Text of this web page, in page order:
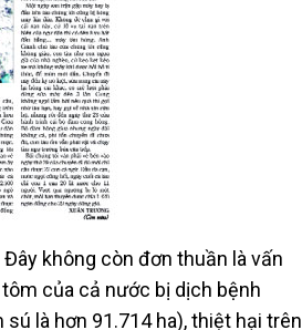
không còn đơn thuần là vấn
của cả nước bị dịch bệnh
là hơn 91.714 ha), thiệt hại trên